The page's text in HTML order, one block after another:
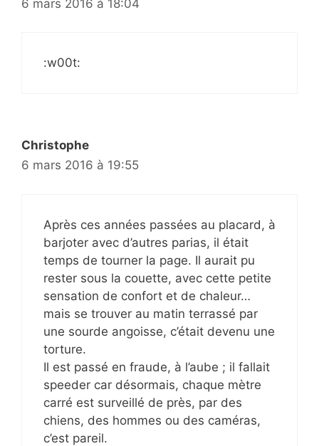
6 mars 2016 à 18:04
:w00t:
Christophe
6 mars 2016 à 19:55
Après ces années passées au placard, à
barjoter avec d’autres parias, il était
temps de tourner la page. Il aurait pu
rester sous la couette, avec cette petite
sensation de confort et de chaleur…
mais se trouver au matin terrassé par
une sourde angoisse, c’était devenu une
torture.
Il est passé en fraude, à l’aube ; il fallait
speeder car désormais, chaque mètre
carré est surveillé de près, par des
chiens, des hommes ou des caméras,
c’est pareil.